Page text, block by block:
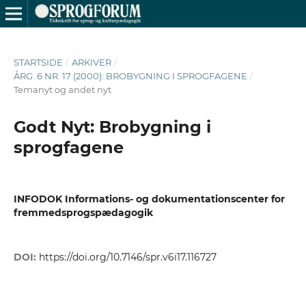
STARTSIDE / ARKIVER /
ÅRG. 6 NR. 17 (2000): BROBYGNING I SPROGFAGENE /
Temanyt og andet nyt
Godt Nyt: Brobygning i
sprogfagene
INFODOK Informations- og dokumentationscenter for
fremmedsprogspædagogik
DOI: https://doi.org/10.7146/spr.v6i17.116727